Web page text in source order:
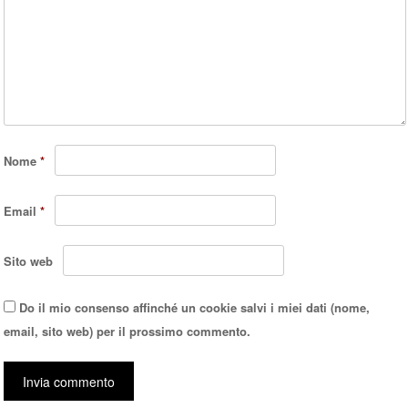
Nome*
Email*
Sito web
Do il mio consenso affinché un cookie salvi i miei dati (nome,
email, sito web) per il prossimo commento.